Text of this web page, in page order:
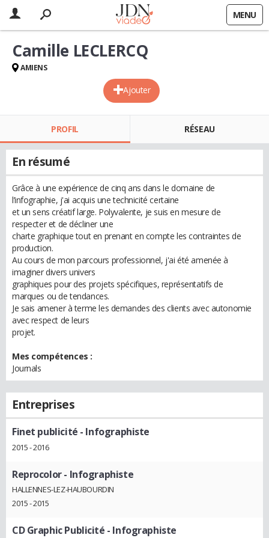
MENU
Ajouter
Camille LECLERCQ
AMIENS
PROFIL RÉSEAU
En résumé
Grâce à une expérience de cinq ans dans le domaine de
l’infographie, j'ai acquis une technicité certaine
et un sens créatif large. Polyvalente, je suis en mesure de
respecter et de décliner une
charte graphique tout en prenant en compte les contraintes de
production.
Au cours de mon parcours professionnel, j'ai été amenée à
imaginer divers univers
graphiques pour des projets spécifiques, représentatifs de
marques ou de tendances.
Je sais amener à terme les demandes des clients avec autonomie
avec respect de leurs
projet.
Mes compétences :
Journals
Entreprises
Finet publicité - Infographiste
2015 - 2016
Reprocolor- Infographiste
HALLENNES-LEZ-HAUBOURDIN
2015 - 2015
CD Graphic Publicité - Infographiste